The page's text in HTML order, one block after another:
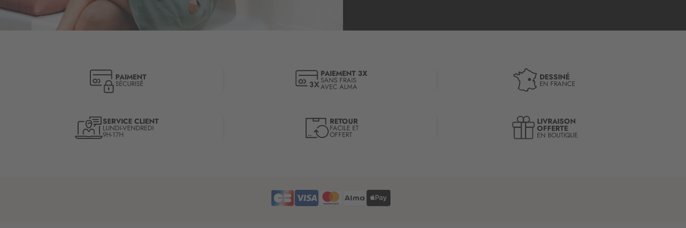
t
e
d
PAIMENT
SÉCURISÉ
PAIEMENT 3X
SANS FRAIS
AVEC ALMA
DESSINÉ
EN FRANCE
SERVICE CLIENT
LUNDI-VENDREDI
9H-17H
RETOUR
FACILE ET
OFFERT
LIVRAISON
OFFERTE
EN BOUTIQUE